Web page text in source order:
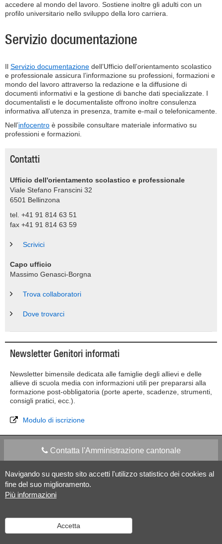
Navigando su questo sito accetti l'utilizzo statistico dei cookies al
fine del suo miglioramento.
Più informazioni
Accetta
accedere al mondo del lavoro. Sostiene inoltre gli adulti con un
profilo universitario nello sviluppo della loro carriera.
Servizio documentazione
Il Servizio documentazione dell’Ufficio dell’orientamento scolastico
e professionale assicura l’informazione su professioni, formazioni e
mondo del lavoro attraverso la redazione e la diffusione di
documenti informativi e la gestione di banche dati specializzate. I
documentalisti e le documentaliste offrono inoltre consulenza
informativa all’utenza in presenza, tramite e-mail o telefonicamente.
Nell’infocentro è possibile consultare materiale informativo su
professioni e formazioni.
Contatti
Ufficio dell'orientamento scolastico e professionale
Viale Stefano Franscini 32
6501 Bellinzona
tel. +41 91 814 63 51
fax +41 91 814 63 59
Scrivici
Capo ufficio
Massimo Genasci-Borgna
Trova collaboratori
Dove trovarci
Newsletter Genitori informati
Newsletter bimensile dedicata alle famiglie degli allievi e delle
allieve di scuola media con informazioni utili per prepararsi alla
formazione post-obbligatoria (porte aperte, scadenze, strumenti,
consigli pratici, ecc.).
Modulo di iscrizione
Contatta l'Amministrazione cantonale
Apps Mobile Social media
Versione desktop Informazioni legali